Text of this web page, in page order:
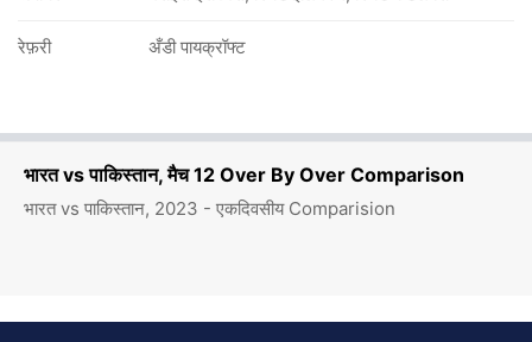
भारत vs पाकिस्तान, मैच 12 Over By Over Comparison
भारत vs पाकिस्तान, 2023 - एकदिवसीय Comparision
रेफ़री अँडी पायक्रॉफ्ट